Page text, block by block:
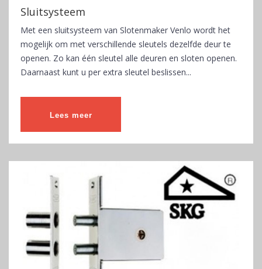
Sluitsysteem
Met een sluitsysteem van Slotenmaker Venlo wordt het
mogelijk om met verschillende sleutels dezelfde deur te
openen. Zo kan één sleutel alle deuren en sloten openen.
Daarnaast kunt u per extra sleutel beslissen...
Lees meer